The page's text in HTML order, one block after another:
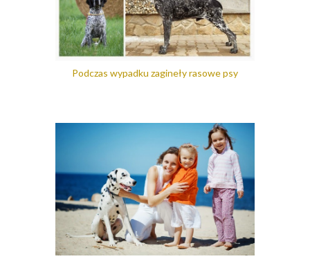
Podczas wypadku zagineły rasowe psy